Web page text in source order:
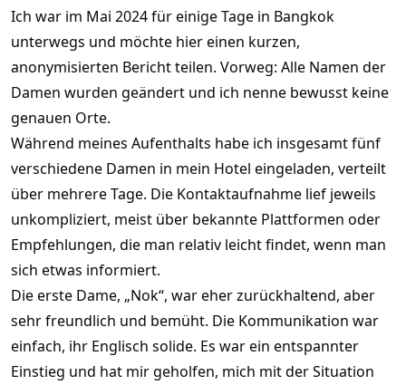
Ich war im Mai 2024 für einige Tage in Bangkok
unterwegs und möchte hier einen kurzen,
anonymisierten Bericht teilen. Vorweg: Alle Namen der
Damen wurden geändert und ich nenne bewusst keine
genauen Orte.
Während meines Aufenthalts habe ich insgesamt fünf
verschiedene Damen in mein Hotel eingeladen, verteilt
über mehrere Tage. Die Kontaktaufnahme lief jeweils
unkompliziert, meist über bekannte Plattformen oder
Empfehlungen, die man relativ leicht findet, wenn man
sich etwas informiert.
Die erste Dame, „Nok“, war eher zurückhaltend, aber
sehr freundlich und bemüht. Die Kommunikation war
einfach, ihr Englisch solide. Es war ein entspannter
Einstieg und hat mir geholfen, mich mit der Situation